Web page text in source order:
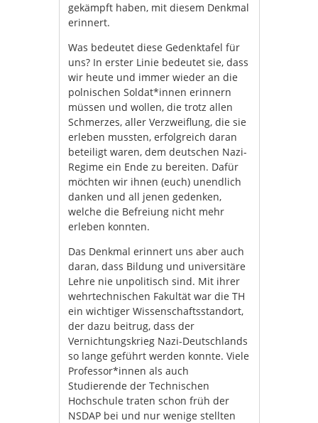
gekämpft haben, mit diesem Denkmal
erinnert.
Was bedeutet diese Gedenktafel für
uns? In erster Linie bedeutet sie, dass
wir heute und immer wieder an die
polnischen Soldat*innen erinnern
müssen und wollen, die trotz allen
Schmerzes, aller Verzweiflung, die sie
erleben mussten, erfolgreich daran
beteiligt waren, dem deutschen Nazi-
Regime ein Ende zu bereiten. Dafür
möchten wir ihnen (euch) unendlich
danken und all jenen gedenken,
welche die Befreiung nicht mehr
erleben konnten.
Das Denkmal erinnert uns aber auch
daran, dass Bildung und universitäre
Lehre nie unpolitisch sind. Mit ihrer
wehrtechnischen Fakultät war die TH
ein wichtiger Wissenschaftsstandort,
der dazu beitrug, dass der
Vernichtungskrieg Nazi-Deutschlands
so lange geführt werden konnte. Viele
Professor*innen als auch
Studierende der Technischen
Hochschule traten schon früh der
NSDAP bei und nur wenige stellten